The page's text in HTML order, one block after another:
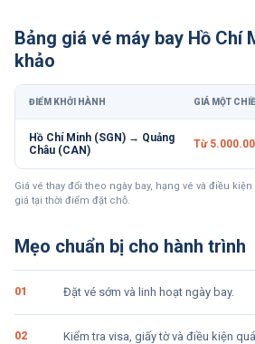
Bảng giá vé máy bay Hồ Chí
khảo
ĐIỂM KHỞI HÀNH GIÁ MỘT
Hồ Chí Minh (SGN) → Quảng
Châu (CAN)
Từ
Giá vé thay đổi theo ngày bay, hạng vé và điều
giá tại thời điểm đặt chỗ.
Mẹo chuẩn bị cho hành trình
01 Đặt vé sớm và linh hoạt ngày bay.
02 Kiểm tra visa, giấy tờ và điều kiện